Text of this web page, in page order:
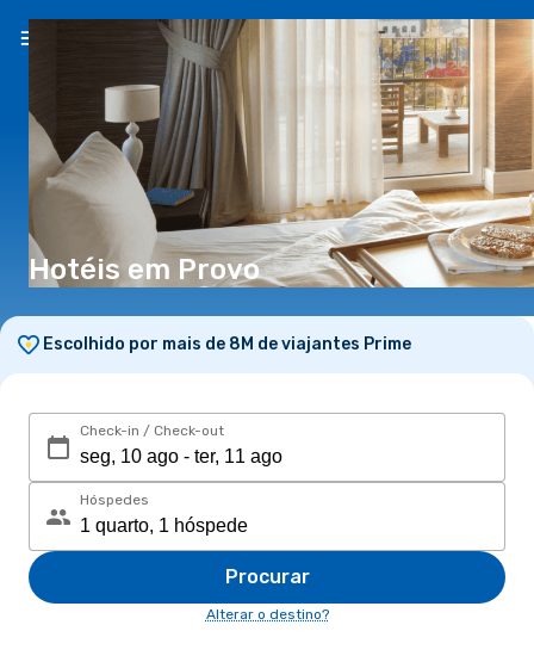
PT(€)
Hotéis em Provo
Escolhido por mais de 8M de viajantes Prime
Check-in / Check-out
Hóspedes
Procurar
Alterar o destino?